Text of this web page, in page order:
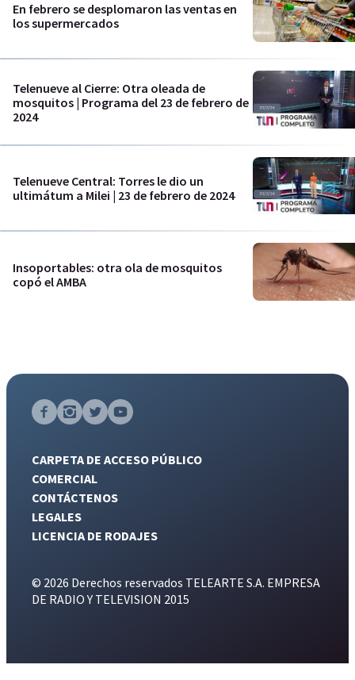
En febrero se desplomaron las ventas en
los supermercados
Telenueve al Cierre: Otra oleada de
mosquitos | Programa del 23 de febrero de
2024
Telenueve Central: Torres le dio un
ultimátum a Milei | 23 de febrero de 2024
Insoportables: otra ola de mosquitos
copó el AMBA
CARPETA DE ACCESO PÚBLICO
COMERCIAL
CONTÁCTENOS
LEGALES
LICENCIA DE RODAJES
© 2026 Derechos reservados TELEARTE S.A. EMPRESA
DE RADIO Y TELEVISION 2015